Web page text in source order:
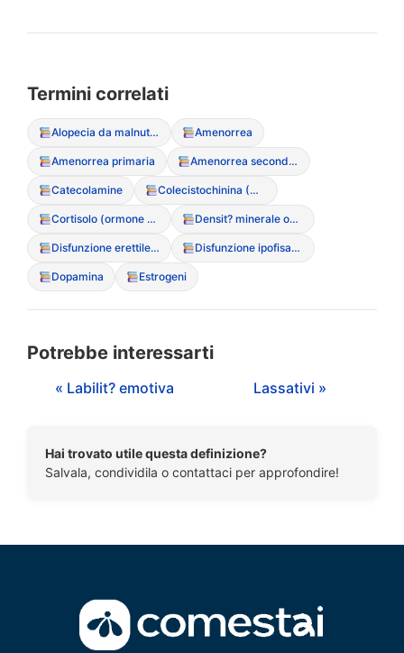
Termini correlati
Alopecia da malnutrizione Amenorrea
Amenorrea primaria Amenorrea secondaria
Catecolamine Colecistochinina (CCK)
Cortisolo (ormone dello stress) Densit? minerale ossea (MOC)
Disfunzione erettile (a causa dei DCA negli uomini) Disfunzione ipofisaria
Dopamina Estrogeni
Potrebbe interessarti
« Labilit? emotiva Lassativi »
Hai trovato utile questa definizione?
Salvala, condividila o contattaci per approfondire!